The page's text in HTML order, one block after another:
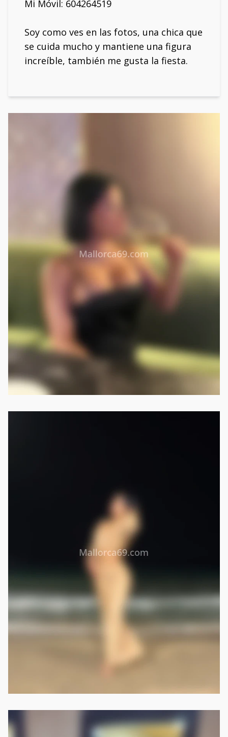
Mi Móvil: 604264519
Soy como ves en las fotos, una chica que
se cuida mucho y mantiene una figura
increíble, también me gusta la fiesta.